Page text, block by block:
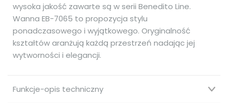
wysoka jakość zawarte są w serii Benedito Line.
Wanna EB-7065 to propozycja stylu
ponadczasowego i wyjątkowego. Oryginalność
kształtów aranżują każdą przestrzeń nadając jej
wytworności i elegancji.
Funkcje-opis techniczny